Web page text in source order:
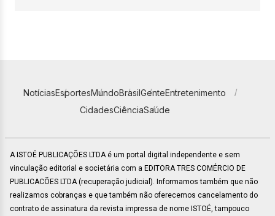
NotíciasEsportesMundoBrasilGenteEntretenimento
CidadesCiênciaSaúde
A ISTOÉ PUBLICAÇÕES LTDA é um portal digital independente e sem
vinculação editorial e societária com a EDITORA TRES COMÉRCIO DE
PUBLICACÕES LTDA (recuperação judicial). Informamos também que não
realizamos cobranças e que também não oferecemos cancelamento do
contrato de assinatura da revista impressa de nome ISTOÉ, tampouco